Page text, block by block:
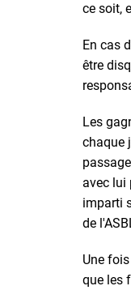
ce soit,
En cas
être
Les
chaque
avec lui
imparti
de
Une
que les